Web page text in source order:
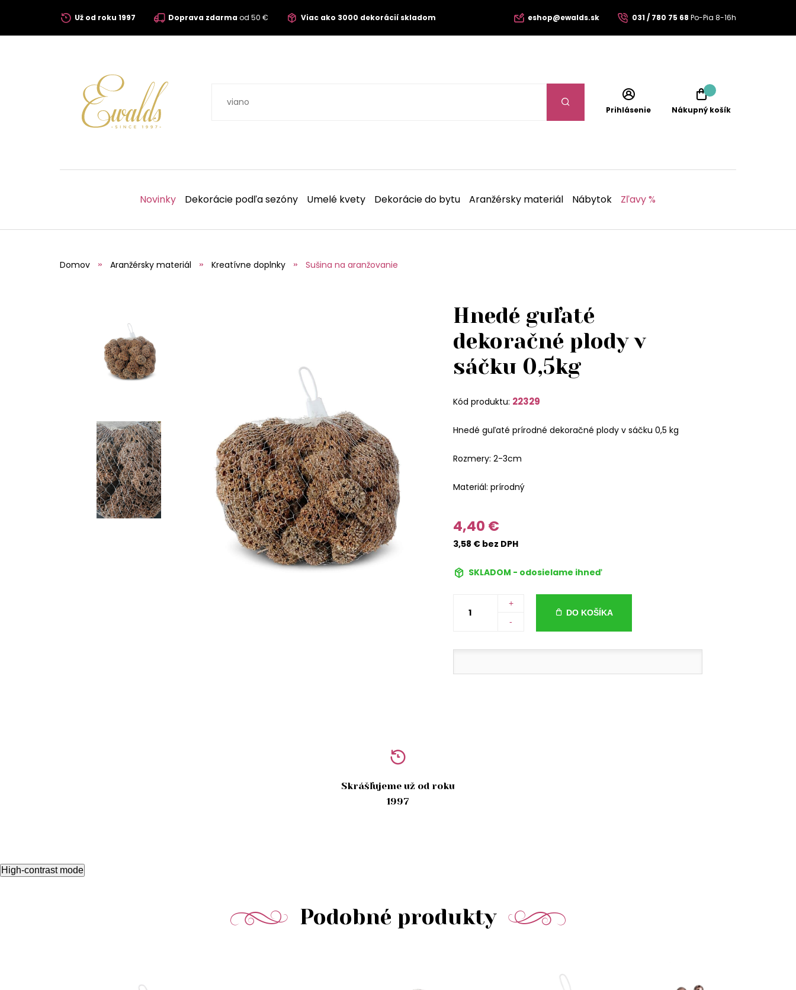
Už od roku 1997 Doprava zdarmaod 50 € Viac ako 3000 dekorácií skladom eshop@ewalds.sk 031 / 780 75 68 Po-Pia 8-16h
Prihlásenie Nákupný košík
Novinky Dekorácie podľa sezóny Umelé kvety Dekorácie do bytu Aranžérsky materiál Nábytok Zľavy %
Domov Aranžérsky materiál Kreatívne doplnky Sušina na aranžovanie
Hnedé guľaté
dekoračné plody v
sáčku 0,5kg
Kód produktu: 22329
Hnedé guľaté prírodné dekoračné plody v sáčku 0,5 kg
Rozmery: 2-3cm
Materiál: prírodný
4,40 €
3,58 € bez DPH
SKLADOM - odosielame ihneď
+
-
DO KOŠÍKA
Skrášľujeme už od roku
1997
High-contrast mode
Podobné produkty